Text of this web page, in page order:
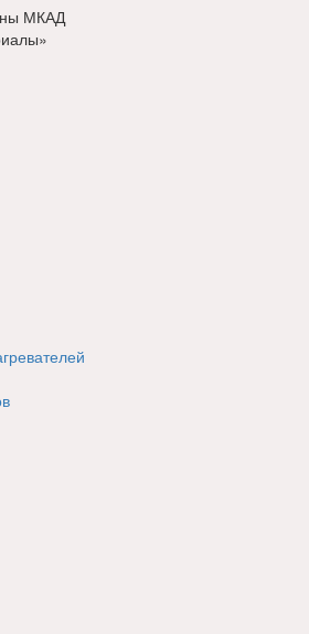
МКАД